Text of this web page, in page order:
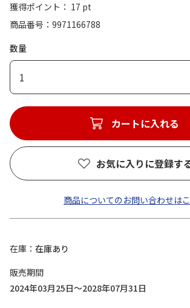
獲得ポイント： 17 pt
商品番号
9971166788
数量
1
カートに入れる
お気に入りに登録す
商品についてのお問い合わせは
在庫
在庫あり
販売期間
2024年03月25日～2028年07月31日